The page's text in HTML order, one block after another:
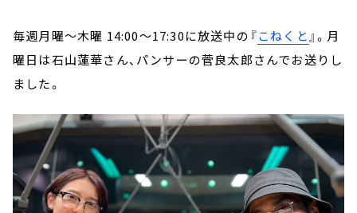
毎週月曜～木曜 14:00～17:30に放送中の『こねくと』。月
曜日は石山蓮華さん、パンサーの菅良太郎さんでお送りし
ました。